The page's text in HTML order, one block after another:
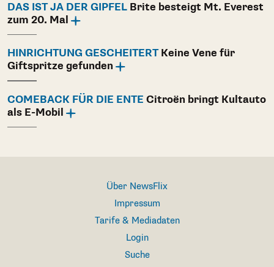
DAS IST JA DER GIPFEL Brite besteigt Mt. Everest
zum 20. Mal
HINRICHTUNG GESCHEITERTKeine Vene für
Giftspritze gefunden
COMEBACK FÜR DIE ENTE Citroën bringt Kultauto
als E-Mobil
Über NewsFlix
Impressum
Tarife & Mediadaten
Login
Suche